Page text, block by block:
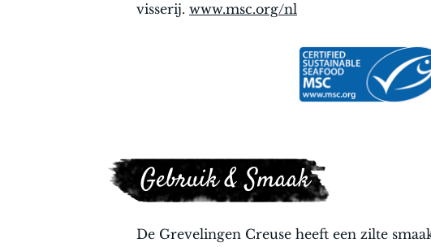
visserij. www.msc.org/nl
Gebruik & Smaak
De Grevelingen Creuse heeft een zilte